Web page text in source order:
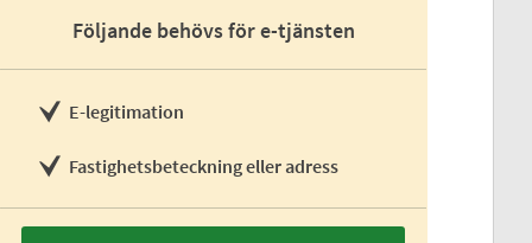
Följande behövs för e-tjänsten
E-legitimation
Fastighetsbeteckning eller adress